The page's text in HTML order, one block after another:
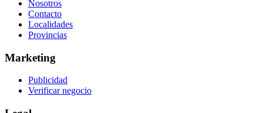
Nosotros
Contacto
Localidades
Provincias
Marketing
Publicidad
Verificar negocio